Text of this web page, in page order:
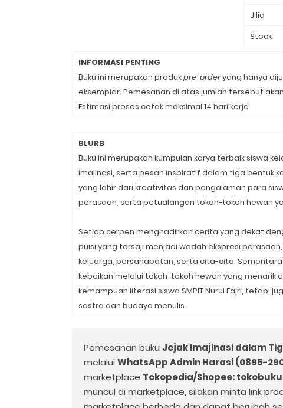
Jilid
Stock
INFORMASI PENTING
Buku ini merupakan produkpre-orderyang hanya
eksemplar. Pemesanan di atas jumlah tersebut
Estimasi proses cetak maksimal 14 hari kerja.
BLURB
Buku ini merupakan kumpulan karya terbaik siswa
imajinasi, serta pesan inspiratif dalam tiga bentuk
yang lahir dari kreativitas dan pengalaman para
perasaan, serta petualangan tokoh-tokoh hewan
Setiap cerpen menghadirkan cerita yang dekat
puisi yang tersaji menjadi wadah ekspresi
keluarga, persahabatan, serta cita-cita.
kebaikan melalui tokoh-tokoh hewan yang menarik
kemampuan literasi siswa SMPIT Nurul Fajri, tetapi
sastra dan budaya menulis.
Pemesanan buku Jejak Imajinasi dalam
melalui WhatsApp Admin Harasi (0895-
marketplace Tokopedia/Shopee:
muncul di marketplace, silakan minta link